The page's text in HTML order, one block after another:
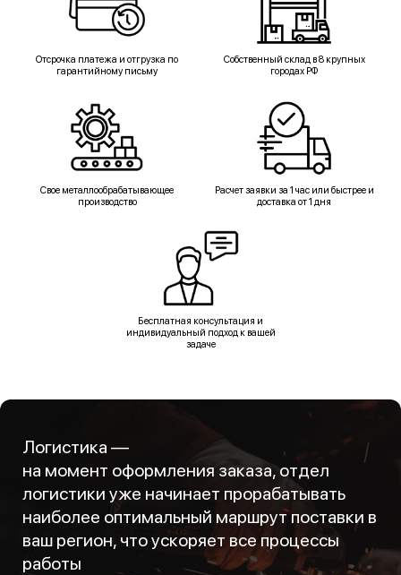
Отсрочка платежа и отгрузка по
гарантийному письму
Собственный склад в 8 крупных
городах РФ
Свое металлообрабатывающее
производство
Расчет заявки за 1 час или быстрее и
доставка от 1 дня
Бесплатная консультация и
индивидуальный подход к вашей
задаче
Логистика —
на момент оформления заказа, отдел
логистики уже начинает прорабатывать
наиболее оптимальный маршрут поставки в
ваш регион, что ускоряет все процессы
работы